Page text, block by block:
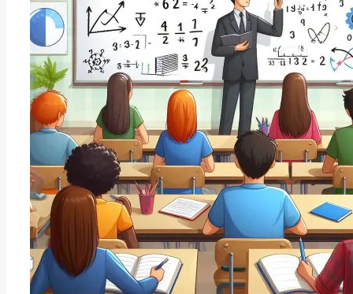
5. TEMA
Kategorik Veri Dağılımları
6. TEMA
Eşitliğin Korunumu
Değişme-Birleşme ve Dağılma Özellikleri
İşlem Önceliği
Örüntüler
Temel Aritmetik İşlemler ve Algoritma